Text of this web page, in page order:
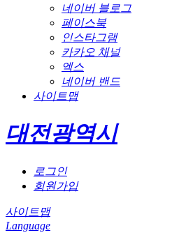
네이버 블로그
페이스북
인스타그램
카카오 채널
엑스
네이버 밴드
사이트맵
대전광역시
로그인
회원가입
사이트맵
Language